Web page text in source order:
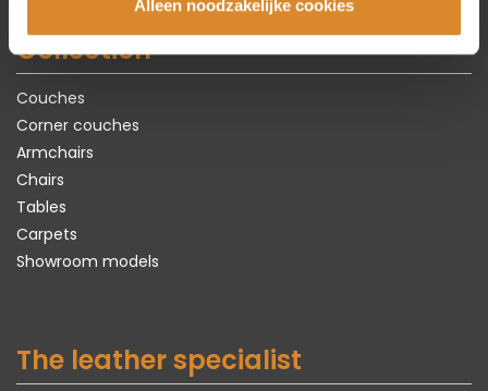
Alleen noodzakelijke cookies
Collection
Couches
Corner couches
Armchairs
Chairs
Tables
Carpets
Showroom models
The leather specialist